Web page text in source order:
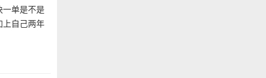
一单是不是
上自己两年